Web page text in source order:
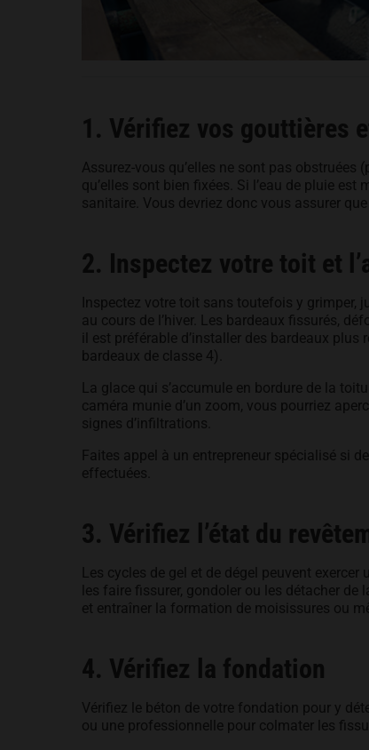
1. Vérifiez vos gouttières
Assurez-vous qu’elles ne sont pas obstruées
qu’elles sont bien fixées. Si l’eau de pluie
sanitaire. Vous devriez donc vous assurer
2. Inspectez votre toit et
Inspectez votre toit sans toutefois y grimper,
au cours de l’hiver. Les bardeaux fissurés,
il est préférable d’installer des bardeaux
bardeaux de classe 4).
La glace qui s’accumule en bordure de la
caméra munie d’un zoom, vous pourriez
signes d’infiltrations.
Faites appel à un entrepreneur spécialisé si
effectuées.
3. Vérifiez l’état du
Les cycles de gel et de dégel peuvent
les faire fissurer, gondoler ou les détacher de
et entraîner la formation de moisissures ou
4. Vérifiez la fondation
Vérifiez le béton de votre fondation pour y
ou une professionnelle pour colmater les